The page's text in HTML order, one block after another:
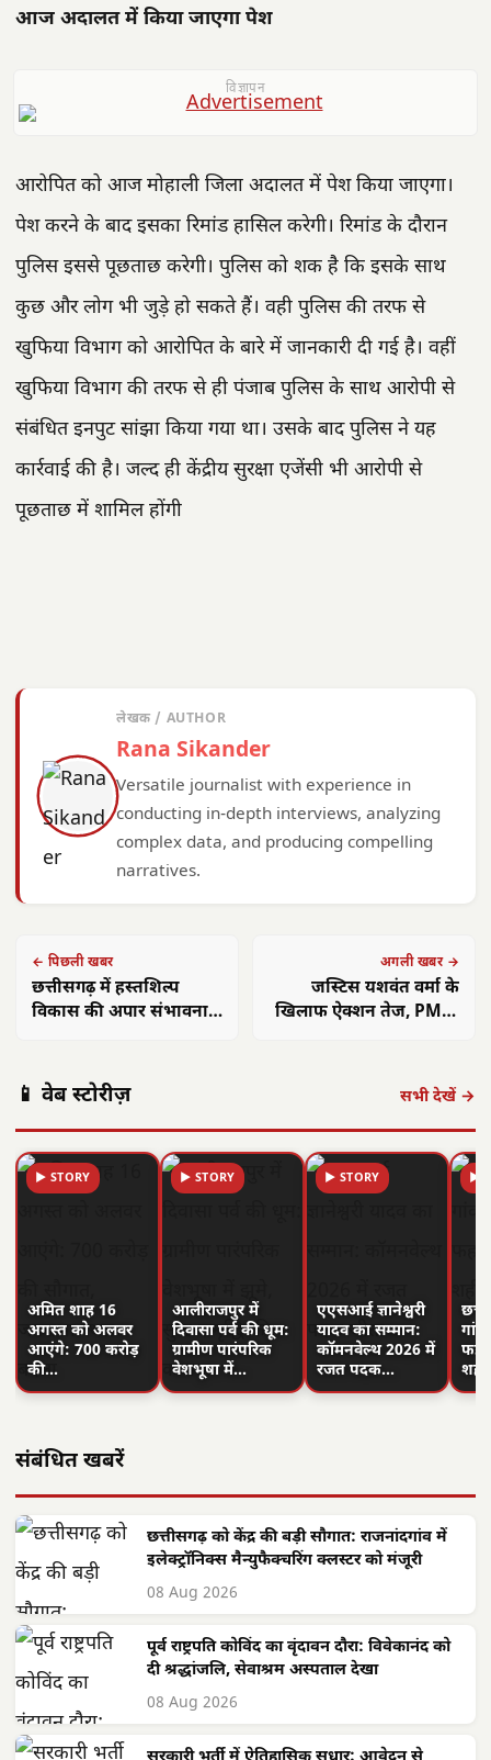
आज अदालत में किया जाएगा पेश
विज्ञापन
आरोपित को आज मोहाली जिला अदालत में पेश किया जाएगा।
पेश करने के बाद इसका रिमांड हासिल करेगी। रिमांड के दौरान
पुलिस इससे पूछताछ करेगी। पुलिस को शक है कि इसके साथ
कुछ और लोग भी जुड़े हो सकते हैं। वही पुलिस की तरफ से
खुफिया विभाग को आरोपित के बारे में जानकारी दी गई है। वहीं
खुफिया विभाग की तरफ से ही पंजाब पुलिस के साथ आरोपी से
संबंधित इनपुट सांझा किया गया था। उसके बाद पुलिस ने यह
कार्रवाई की है। जल्द ही केंद्रीय सुरक्षा एजेंसी भी आरोपी से
पूछताछ में शामिल होंगी
लेखक / AUTHOR
Rana Sikander
Versatile journalist with experience in
conducting in-depth interviews, analyzing
complex data, and producing compelling
narratives.
← पिछली खबर
छत्तीसगढ़ में हस्तशिल्प
विकास की अपार संभावना –
अगली खबर →
जस्टिस यशवंत वर्मा के
खिलाफ ऐक्शन तेज, PM से
📱 वेब स्टोरीज़ सभी देखें →
▶ STORY
अमित शाह 16
अगस्त को अलवर
आएंगे: 700 करोड़
की…
▶ STORY
आलीराजपुर में
दिवासा पर्व की धूम:
ग्रामीण पारंपरिक
वेशभूषा में…
▶ STORY
एएसआई ज्ञानेश्वरी
यादव का सम्मान:
कॉमनवेल्थ 2026 में
रजत पदक…
▶
संबंधित खबरें
छत्तीसगढ़ को केंद्र की बड़ी सौगात: राजनांदगांव में
इलेक्ट्रॉनिक्स मैन्युफैक्चरिंग क्लस्टर को मंजूरी
08 Aug 2026
पूर्व राष्ट्रपति कोविंद का वृंदावन दौरा: विवेकानंद को
दी श्रद्धांजलि, सेवाश्रम अस्पताल देखा
08 Aug 2026